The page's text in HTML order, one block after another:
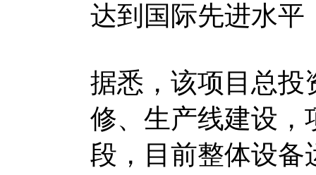
达到国际先进水平
据悉，该项目总投
修、生产线建设，
段，目前整体设备